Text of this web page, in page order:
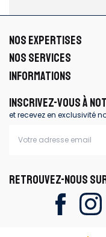
NOS EXPERTISES
NOS SERVICES
INFORMATIONS
INSCRIVEZ-VOUS À
et recevez en exclusivité
RETROUVEZ-NOUS